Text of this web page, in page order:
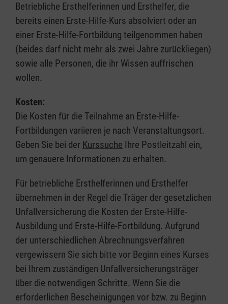
Betriebliche Ersthelferinnen und Ersthelfer, die
bereits einen Erste-Hilfe-Kurs absolviert oder an
einer Erste-Hilfe-Fortbildung teilgenommen haben
(beides darf nicht mehr als zwei Jahre zurückliegen)
sowie alle Personen, die ihr Wissen auffrischen
wollen.
Kosten:
Die Kosten für die Teilnahme an Erste-Hilfe-
Fortbildungen variieren je nach Veranstaltungsort.
Geben Sie bei der Kurssuche Ihre Postleitzahl ein,
um genauere Informationen zu erhalten.
Für betriebliche Ersthelferinnen und Ersthelfer
übernehmen in der Regel die Träger der gesetzlichen
Unfallversicherung die Kosten der Erste-Hilfe-
Ausbildung und Erste-Hilfe-Fortbildung. Aufgrund
der unterschiedlichen Abrechnungsverfahren
vergewissern Sie sich bitte vor Beginn eines Kurses
bei Ihrem zuständigen Unfallversicherungsträger
über die notwendigen Schritte. Wenn Sie die
erforderlichen Bescheinigungen vor bzw. zu Beginn